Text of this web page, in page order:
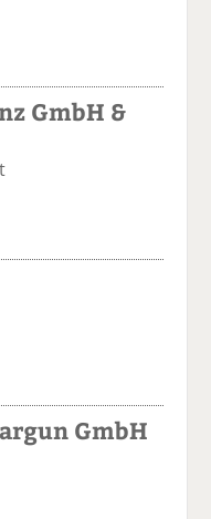
GmbH &
GmbH